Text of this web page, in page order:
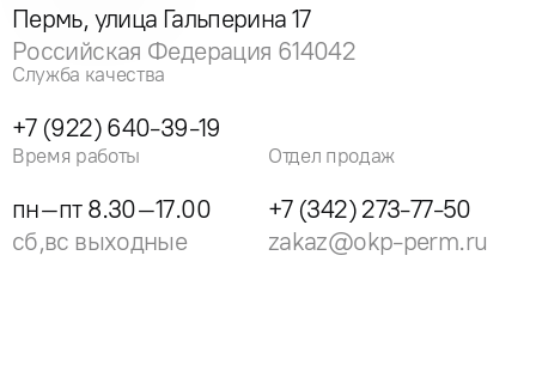
Пермь, улица Гальперина 17
Российская Федерация 614042
Служба качества
+7 (922) 640-39-19
Время работы
пн–пт 8.30–17.00
сб,вс выходные
Отдел продаж
+7 (342) 273-77-50
zakaz@okp-perm.ru